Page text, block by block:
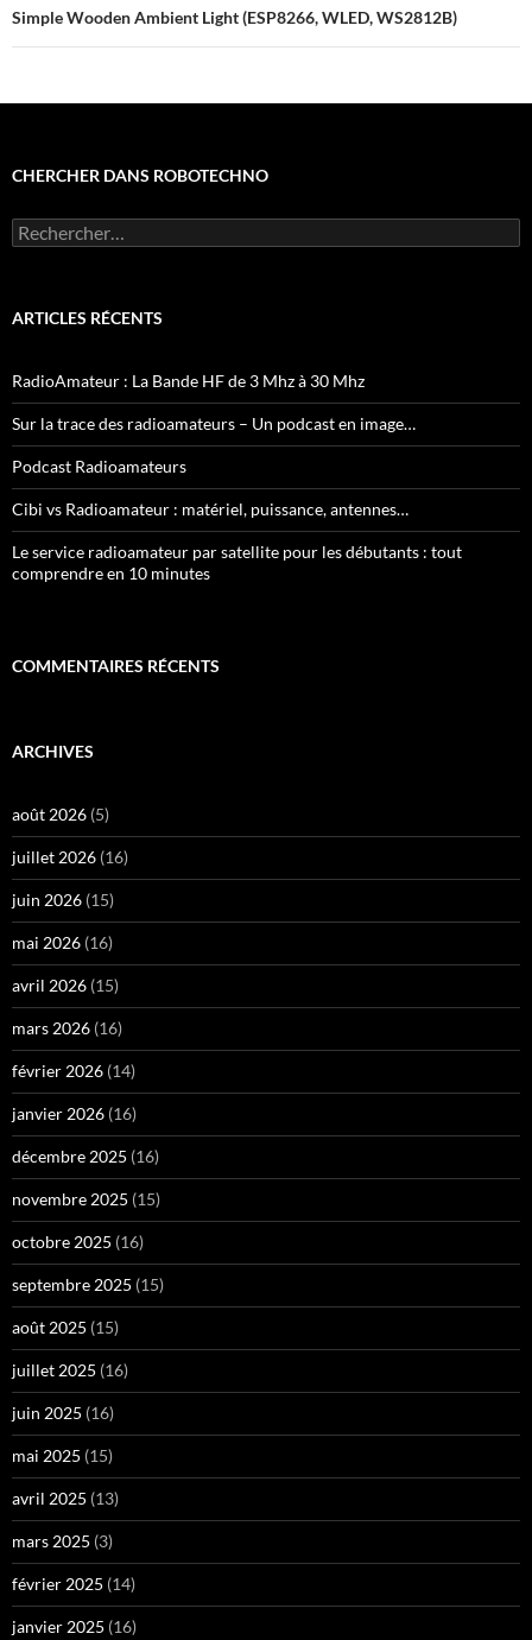
Simple Wooden Ambient Light (ESP8266, WLED, WS2812B)
CHERCHER DANS ROBOTECHNO
Rechercher :
ARTICLES RÉCENTS
RadioAmateur : La Bande HF de 3 Mhz à 30 Mhz
Sur la trace des radioamateurs – Un podcast en image…
Podcast Radioamateurs
Cibi vs Radioamateur : matériel, puissance, antennes…
Le service radioamateur par satellite pour les débutants : tout
comprendre en 10 minutes
COMMENTAIRES RÉCENTS
ARCHIVES
août 2026 (5)
juillet 2026 (16)
juin 2026 (15)
mai 2026 (16)
avril 2026 (15)
mars 2026 (16)
février 2026 (14)
janvier 2026 (16)
décembre 2025 (16)
novembre 2025 (15)
octobre 2025 (16)
septembre 2025 (15)
août 2025 (15)
juillet 2025 (16)
juin 2025 (16)
mai 2025 (15)
avril 2025 (13)
mars 2025 (3)
février 2025 (14)
janvier 2025 (16)